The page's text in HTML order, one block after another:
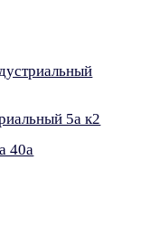
5а к2
40а